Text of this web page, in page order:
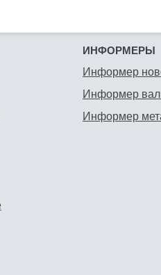
ИНФОРМЕРЫ
Информер
Информер
Информер